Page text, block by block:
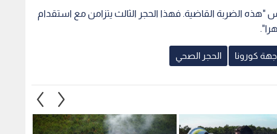
"هذه الضربة القاضية. فهذا الحجر الثالث يتزامن مع استقدام
كورونا الحجر الصحي